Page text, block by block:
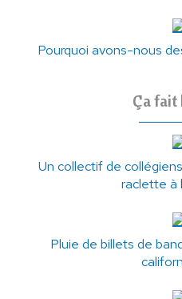
Pourquoi avons-nous
Ça fait
Un collectif de
raclette à
Pluie de billets de